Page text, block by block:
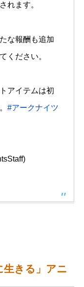
れます。
な報酬も追加
ください。
アイテムは初
#アークナイツ
生きる」アニ